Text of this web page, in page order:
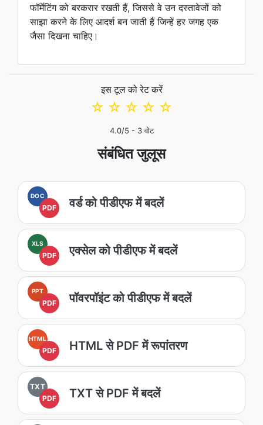
फॉर्मेटिंग को बरकरार रखती हैं, जिससे वे उन दस्तावेजों को
साझा करने के लिए आदर्श बन जाती हैं जिन्हें हर जगह एक
जैसा दिखना चाहिए।
इस टूल को रेट करें
☆
☆
☆
☆
☆
4.0/5 - 3वोट
संबंधित जुलूस
DOC
PDF वर्ड को पीडीएफ में बदलें
XLS
PDF एक्सेल को पीडीएफ में बदलें
PPT
PDF पॉवरपॉइंट को पीडीएफ में बदलें
HTML
PDF HTML से PDF में रूपांतरण
TXT
PDF
TXT से PDF में बदलें